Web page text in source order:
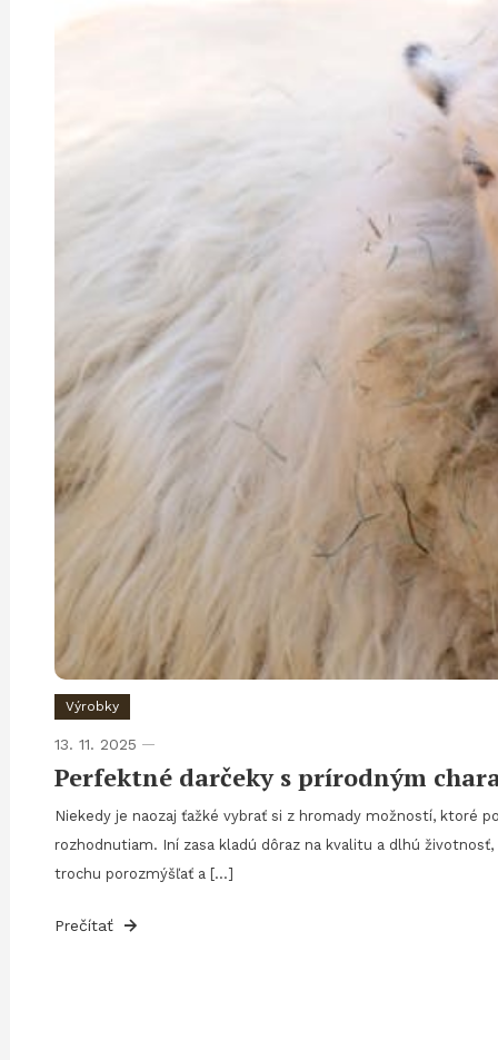
Výrobky
13. 11. 2025
Perfektné darčeky s prírodným
Niekedy je naozaj ťažké vybrať si z hromady možností, ktoré
rozhodnutiam. Iní zasa kladú dôraz na kvalitu a dlhú
trochu porozmýšľať a […]
Prečítať